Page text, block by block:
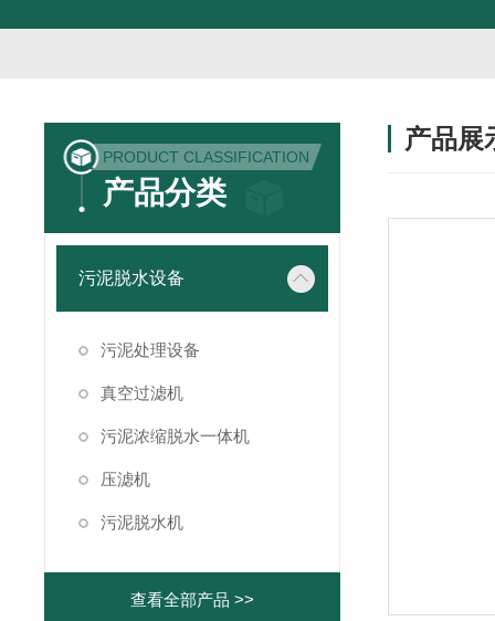
PRODUCT CLASSIFICATION
产品分类
污泥脱水设备
污泥处理设备
真空过滤机
污泥浓缩脱水一体机
压滤机
污泥脱水机
查看全部产品 >>
产品展